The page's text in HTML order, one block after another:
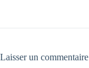
Laisser un commentaire